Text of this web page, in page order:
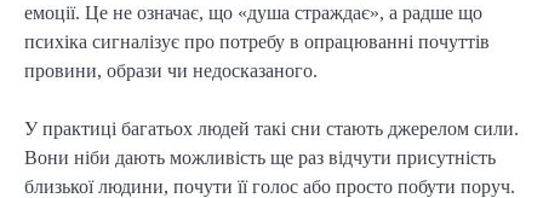
емоції. Це не означає, що «душа страждає», а радше що
психіка сигналізує про потребу в опрацюванні почуттів
провини, образи чи недосказаного.
У практиці багатьох людей такі сни стають джерелом сили.
Вони ніби дають можливість ще раз відчути присутність
близької людини, почути її голос або просто побути поруч.